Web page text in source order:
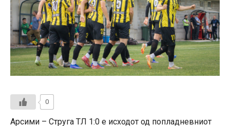
0
Арсими – Струга ТЛ 1:0 е исходот од попладневниот